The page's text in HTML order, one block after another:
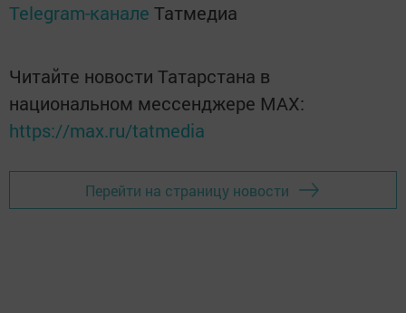
Telegram-канале Татмедиа
Читайте новости Татарстана в
национальном мессенджере MАХ:
https://max.ru/tatmedia
Перейти на страницу новости